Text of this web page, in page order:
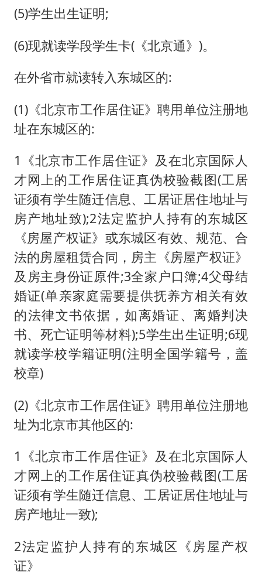
(5)学生出生证明;
(6)现就读学段学生卡(《北京通》)。
在外省市就读转入东城区的:
(1)《北京市工作居住证》聘用单位注册地
址在东城区的:
1《北京市工作居住证》及在北京国际人
才网上的工作居住证真伪校验截图(工居
证须有学生随迁信息、工居证居住地址与
房产地址致);2法定监护人持有的东城区
《房屋产权证》或东城区有效、规范、合
法的房屋租赁合同，房主《房屋产权证》
及房主身份证原件;3全家户口簿;4父母结
婚证(单亲家庭需要提供抚养方相关有效
的法律文书依据，如离婚证、离婚判决
书、死亡证明等材料);5学生出生证明;6现
就读学校学籍证明(注明全国学籍号，盖
校章)
(2)《北京市工作居住证》聘用单位注册地
址为北京市其他区的:
1《北京市工作居住证》及在北京国际人
才网上的工作居住证真伪校验截图(工居
证须有学生随迁信息、工居证居住地址与
房产地址一致);
2法定监护人持有的东城区《房屋产权
证》